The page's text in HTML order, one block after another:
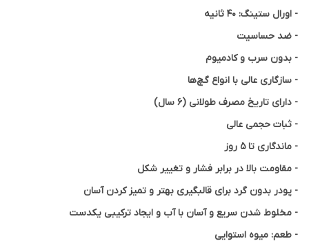
- اورال ستینگ: 40 ثانیه
- ضد حساسیت
- بدون سرب و کادمیوم
- سازگاری عالی با انواع گچ‌ها
- دارای تاریخ مصرف طولانی (6 سال)
- ثبات حجمی عالی
- ماندگاری تا 5 روز
- مقاومت بالا در برابر فشار و تغییر شکل
- پودر بدون گرد برای قالبگیری بهتر و تمیز کردن آسان
- مخلوط شدن سریع و آسان با آب و ایجاد ترکیبی یکدست
- طعم: میوه استوایی